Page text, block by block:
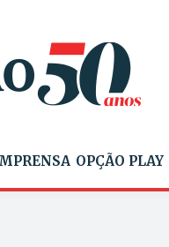
OPÇÃO PLAY